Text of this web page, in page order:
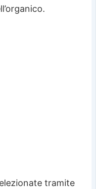
tramite